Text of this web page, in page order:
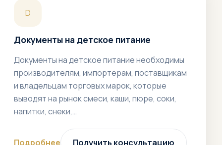
D
Документы на детское питание
Документы на детское питание необходимы
производителям, импортерам, поставщикам
и владельцам торговых марок, которые
выводят на рынок смеси, каши, пюре, соки,
напитки, снеки,…
Подробнее Получить консультацию